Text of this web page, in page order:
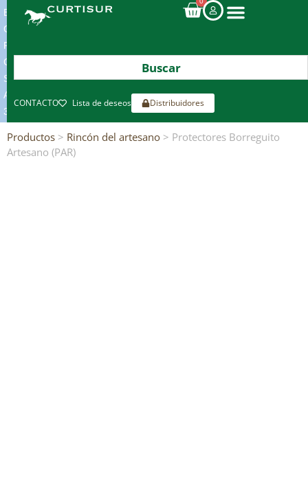
ENVIOS
GRATIS
POR
COMPRAS
SUPERIORES
A
300€*
CONTACTO Lista de deseos Distribuidores
Productos > Rincón del artesano > Protectores Borreguito
Artesano (PAR)